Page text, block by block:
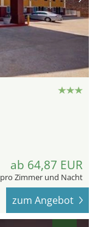
ab 64,87 EUR
pro Zimmer und Nacht
zum Angebot